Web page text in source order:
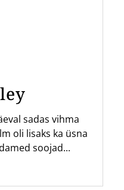
sadas vihma
oli lisaks ka üsna
soojad...